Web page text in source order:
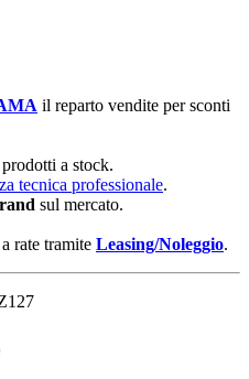
il reparto vendite per sconti
a stock.
tecnica professionale.
sul mercato.
rate tramite Leasing/Noleggio.